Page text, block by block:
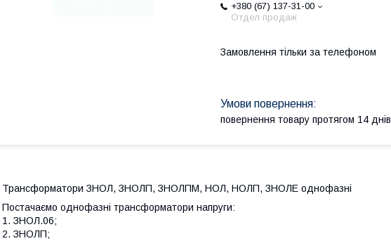
+380 (67) 137-31-00
Отдел продаж
Замовлення тільки за телефоном
повернення товару протягом 14 днів
Трансформатори ЗНОЛ, ЗНОЛП, ЗНОЛПМ, НОЛ, НОЛП, ЗНОЛЕ однофазні
Постачаємо однофазні трансформатори напруги:
1. ЗНОЛ.06;
2. ЗНОЛП;